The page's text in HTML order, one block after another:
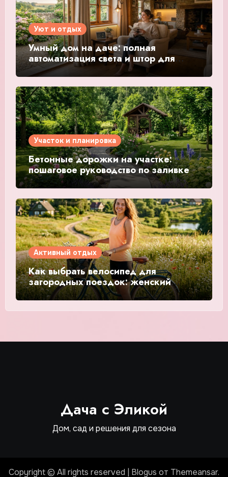
Уют и отдых
Умный дом на даче: полная
автоматизация света и штор для
идеального отдыха
Участок и планировка
Бетонные дорожки на участке:
пошаговое руководство по заливке
Активный отдых
Как выбрать велосипед для
загородных поездок: женский
взгляд
Дача с Эликой
Дом, сад и решения для сезона
Copyright © All rights reserved Blogus от Themeansar.